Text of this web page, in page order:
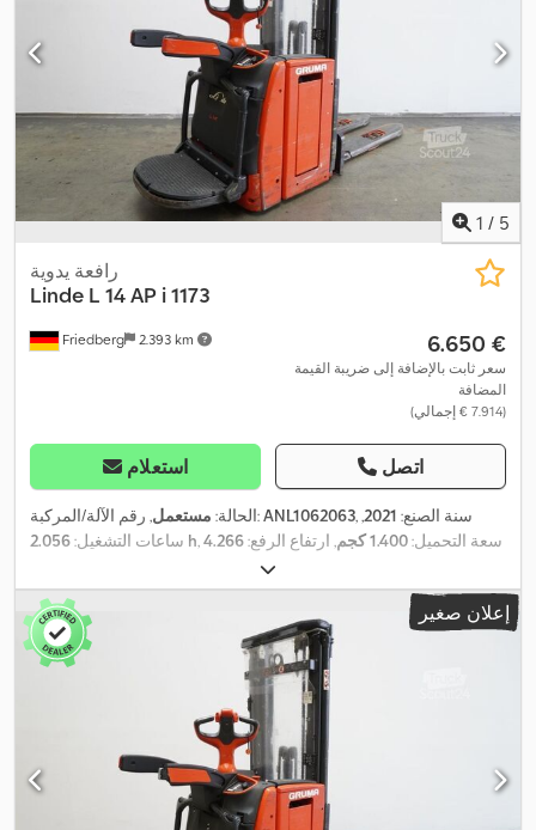
1 / 5
Friedberg 2.393 km
رافعة يدوية
Linde L 14 AP i 1173
‏6.650 €
سعر ثابت بالإضافة إلى ضريبة القيمة
المضافة
(‏7.914 € إجمالي)
استعلام اتصل
الحالة: مستعمل , رقم الآلة/المركبة:ANL1062063 , سنة الصنع: 2021
,
ساعات التشغيل: 2.056 h , سعة التحميل:1.400 كجم , ارتفاع الرفع:4.266
, مركز تحميل الحمولة:
(تريبيليكس), سعة البطارية:375 آه , جهد البطارية: 24 V, عرض إطار
الشوكة:
, طول الشوكات: 1.477 كجم
,
, الطول الكلي:2.132 مم , العرض الكلي:800 مم
,
وقود:كهرباء
إعلان صغير